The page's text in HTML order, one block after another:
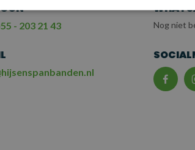
- 203 21 43 Nog niet